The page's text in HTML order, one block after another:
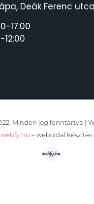
Deák Ferenc utca
17:00
12:00
Minden jog fenntartva |
webfy.hu – weboldal